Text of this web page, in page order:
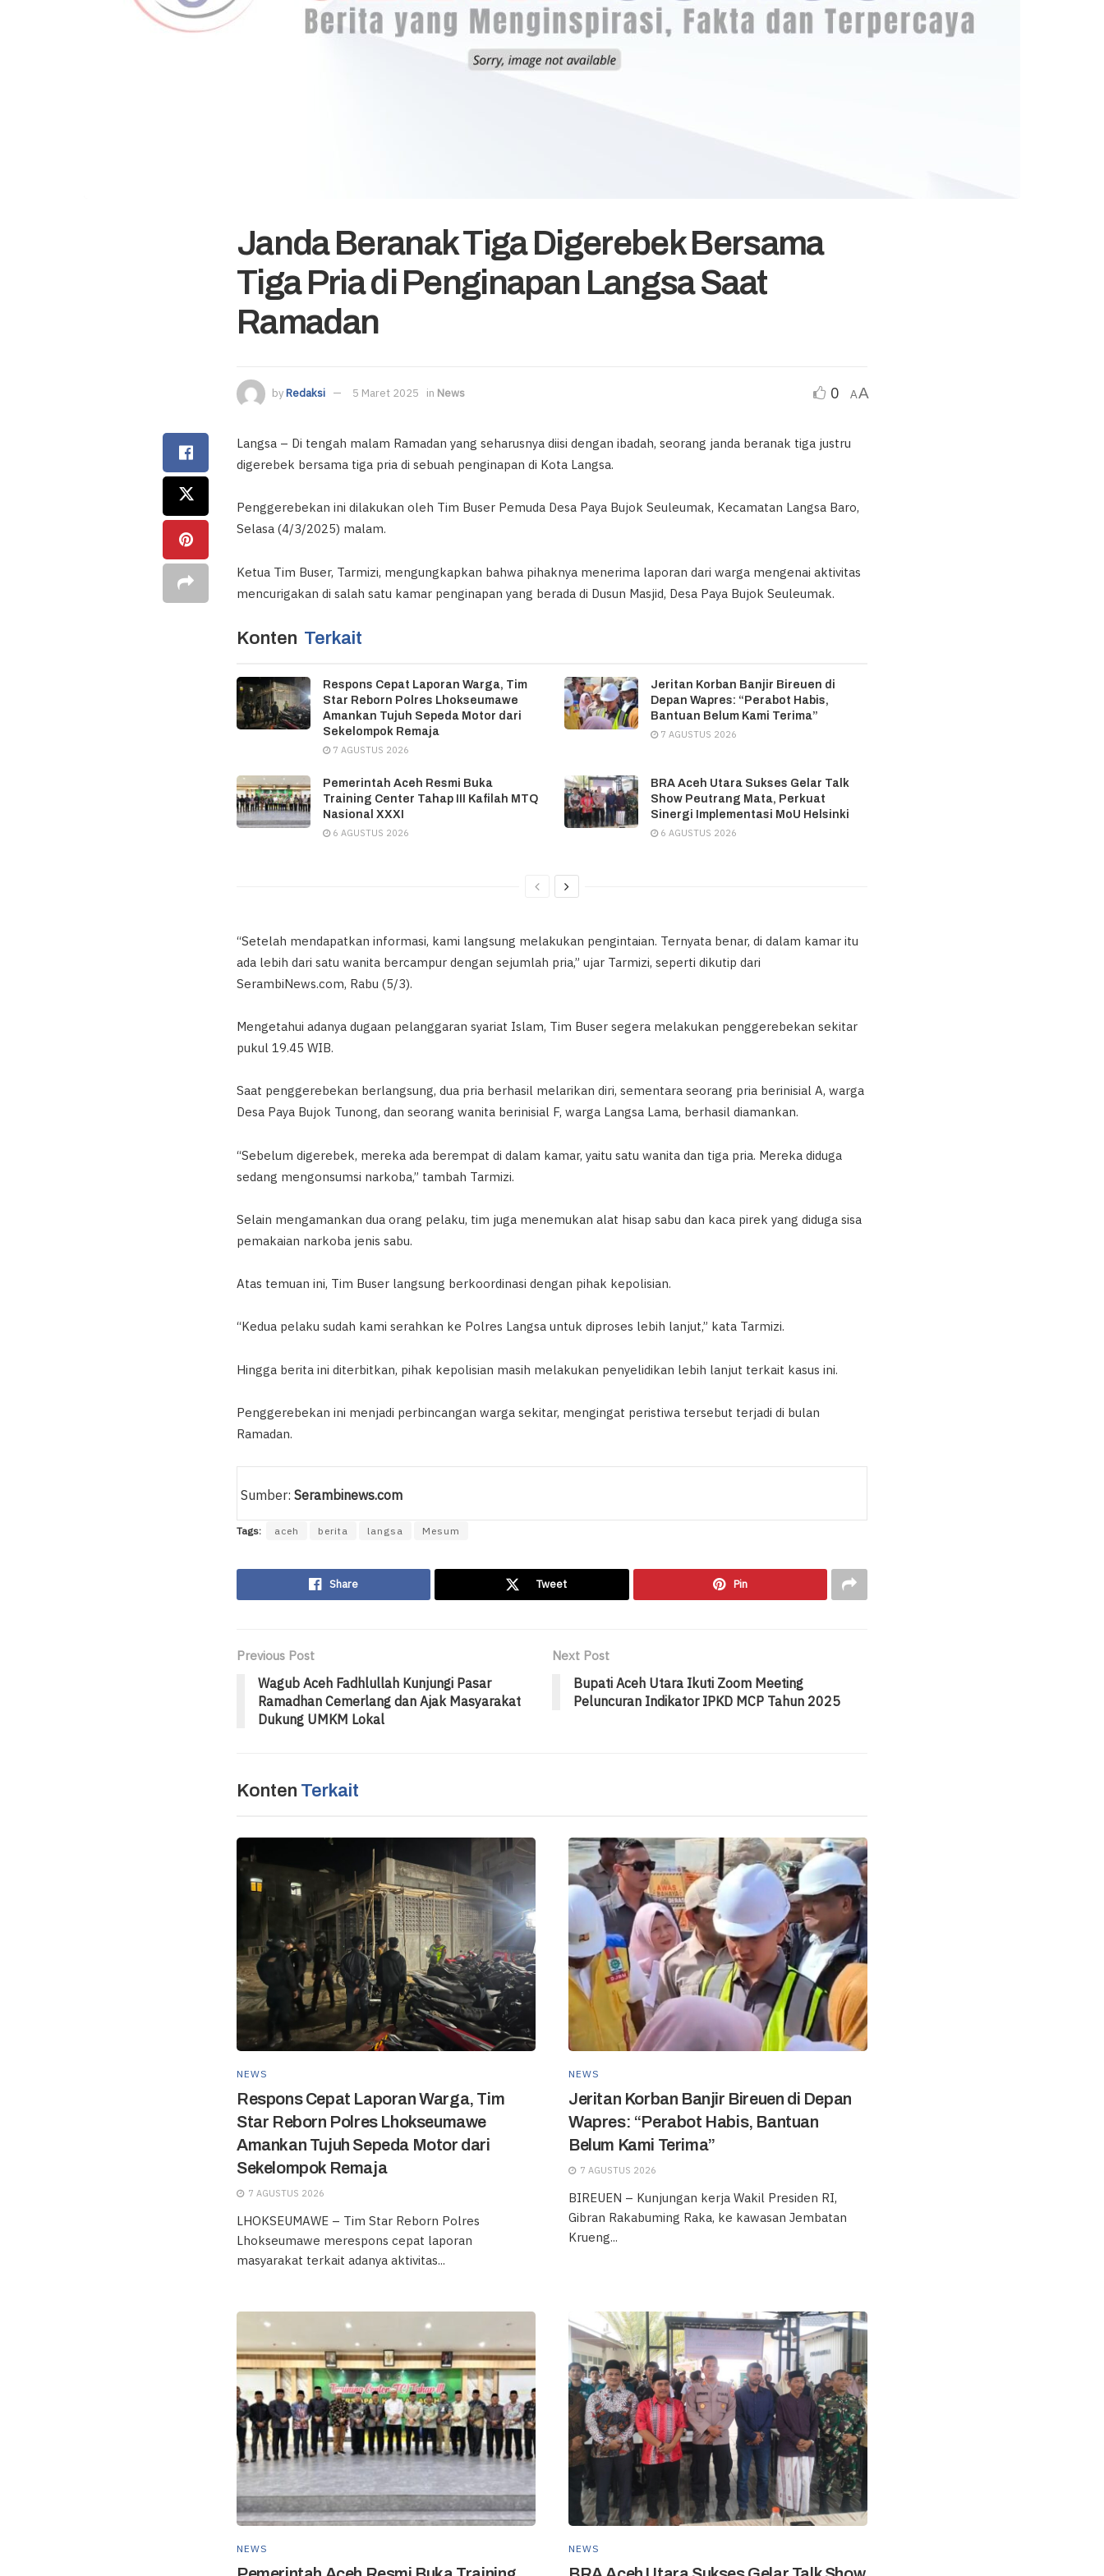
Janda Beranak Tiga Digerebek Bersama
Tiga Pria di Penginapan Langsa Saat
Ramadan
byRedaksi 5 Maret 2025 in News 0 AA
Langsa – Di tengah malam Ramadan yang seharusnya diisi dengan ibadah, seorang janda beranak tiga justru
digerebek bersama tiga pria di sebuah penginapan di Kota Langsa.
Penggerebekan ini dilakukan oleh Tim Buser Pemuda Desa Paya Bujok Seuleumak, Kecamatan Langsa Baro,
Selasa (4/3/2025) malam.
Ketua Tim Buser, Tarmizi, mengungkapkan bahwa pihaknya menerima laporan dari warga mengenai aktivitas
mencurigakan di salah satu kamar penginapan yang berada di Dusun Masjid, Desa Paya Bujok Seuleumak.
Konten Terkait
Respons Cepat Laporan Warga, Tim
Star Reborn Polres Lhokseumawe
Amankan Tujuh Sepeda Motor dari
Sekelompok Remaja
7 AGUSTUS 2026
Jeritan Korban Banjir Bireuen di
Depan Wapres: “Perabot Habis,
Bantuan Belum Kami Terima”
7 AGUSTUS 2026
Pemerintah Aceh Resmi Buka
Training Center Tahap III Kafilah MTQ
Nasional XXXI
6 AGUSTUS 2026
BRA Aceh Utara Sukses Gelar Talk
Show Peutrang Mata, Perkuat
Sinergi Implementasi MoU Helsinki
6 AGUSTUS 2026
“Setelah mendapatkan informasi, kami langsung melakukan pengintaian. Ternyata benar, di dalam kamar itu
ada lebih dari satu wanita bercampur dengan sejumlah pria,” ujar Tarmizi, seperti dikutip dari
SerambiNews.com, Rabu (5/3).
Mengetahui adanya dugaan pelanggaran syariat Islam, Tim Buser segera melakukan penggerebekan sekitar
pukul 19.45 WIB.
Saat penggerebekan berlangsung, dua pria berhasil melarikan diri, sementara seorang pria berinisial A, warga
Desa Paya Bujok Tunong, dan seorang wanita berinisial F, warga Langsa Lama, berhasil diamankan.
“Sebelum digerebek, mereka ada berempat di dalam kamar, yaitu satu wanita dan tiga pria. Mereka diduga
sedang mengonsumsi narkoba,” tambah Tarmizi.
Selain mengamankan dua orang pelaku, tim juga menemukan alat hisap sabu dan kaca pirek yang diduga sisa
pemakaian narkoba jenis sabu.
Atas temuan ini, Tim Buser langsung berkoordinasi dengan pihak kepolisian.
“Kedua pelaku sudah kami serahkan ke Polres Langsa untuk diproses lebih lanjut,” kata Tarmizi.
Hingga berita ini diterbitkan, pihak kepolisian masih melakukan penyelidikan lebih lanjut terkait kasus ini.
Penggerebekan ini menjadi perbincangan warga sekitar, mengingat peristiwa tersebut terjadi di bulan
Ramadan.
Sumber: Serambinews.com
Tags: aceh berita langsa Mesum
Share Tweet Pin
Previous Post
Wagub Aceh Fadhlullah Kunjungi Pasar
Ramadhan Cemerlang dan Ajak Masyarakat
Dukung UMKM Lokal
Next Post
Bupati Aceh Utara Ikuti Zoom Meeting
Peluncuran Indikator IPKD MCP Tahun 2025
Konten Terkait
NEWS
Respons Cepat Laporan Warga, Tim
Star Reborn Polres Lhokseumawe
Amankan Tujuh Sepeda Motor dari
Sekelompok Remaja
7 AGUSTUS 2026
LHOKSEUMAWE – Tim Star Reborn Polres
Lhokseumawe merespons cepat laporan
masyarakat terkait adanya aktivitas...
NEWS
Jeritan Korban Banjir Bireuen di Depan
Wapres: “Perabot Habis, Bantuan
Belum Kami Terima”
7 AGUSTUS 2026
BIREUEN – Kunjungan kerja Wakil Presiden RI,
Gibran Rakabuming Raka, ke kawasan Jembatan
Krueng...
NEWS NEWS